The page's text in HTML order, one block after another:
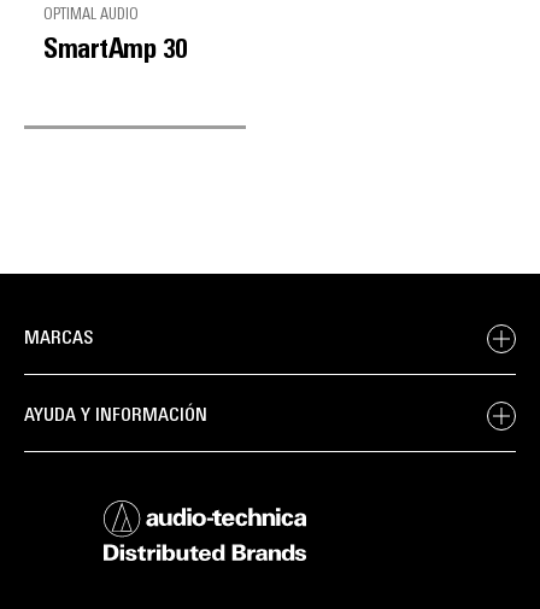
OPTIMAL AUDIO
SmartAmp 30
MARCAS
AYUDA Y INFORMACIÓN